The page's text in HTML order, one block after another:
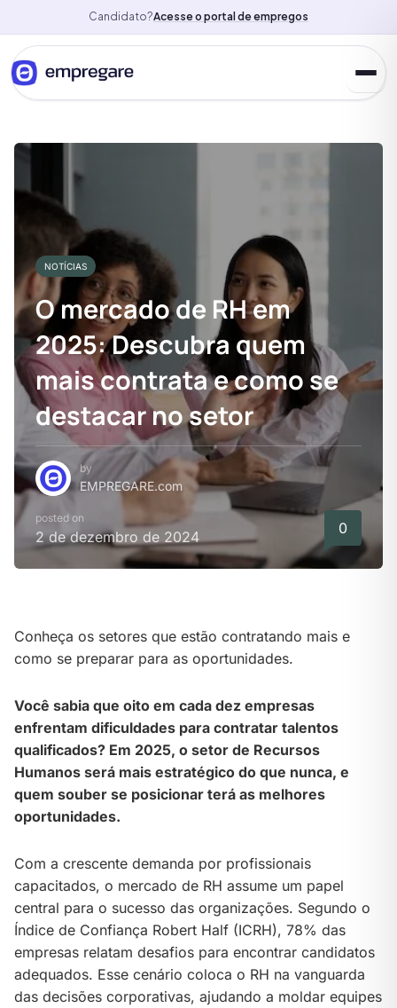
Candidato?Acesse o portal de empregos
NOTÍCIAS
O mercado de RH em
2025: Descubra quem
mais contrata e como se
destacar no setor
by
EMPREGARE.com
posted on
2 de dezembro de 2024 0
Conheça os setores que estão contratando mais e
como se preparar para as oportunidades.
Você sabia que oito em cada dez empresas
enfrentam dificuldades para contratar talentos
qualificados? Em 2025, o setor de Recursos
Humanos será mais estratégico do que nunca, e
quem souber se posicionar terá as melhores
oportunidades.
Com a crescente demanda por profissionais
capacitados, o mercado de RH assume um papel
central para o sucesso das organizações. Segundo o
Índice de Confiança Robert Half (ICRH), 78% das
empresas relatam desafios para encontrar candidatos
adequados. Esse cenário coloca o RH na vanguarda
das decisões corporativas, ajudando a moldar equipes